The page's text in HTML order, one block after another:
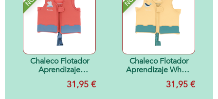
Chaleco Flotador
Aprendizaje
Hippos 2-3 años
31,95 €
Chaleco Flotador
Aprendizaje Whale
Teal 2-3 años31,95 €